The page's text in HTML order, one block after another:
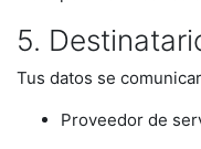
5.
Tus datos se
Proveedor de